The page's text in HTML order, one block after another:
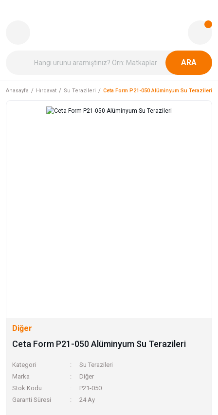
ARA
Anasayfa Hırdavat Su Terazileri Ceta Form P21-050 Alüminyum Su Terazileri
Diğer
Ceta Form P21-050 Alüminyum Su Terazileri
Kategori
Su Terazileri
Marka
Diğer
Stok Kodu
P21-050
Garanti Süresi
24 Ay